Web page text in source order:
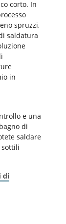
corto. In
spruzzi,
saldatura
in
e una
di
saldare
sottili
di